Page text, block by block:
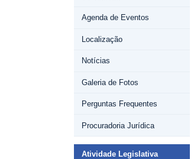
Agenda de Eventos
Localização
Notícias
Galeria de Fotos
Perguntas Frequentes
Procuradoria Jurídica
Atividade Legislativa